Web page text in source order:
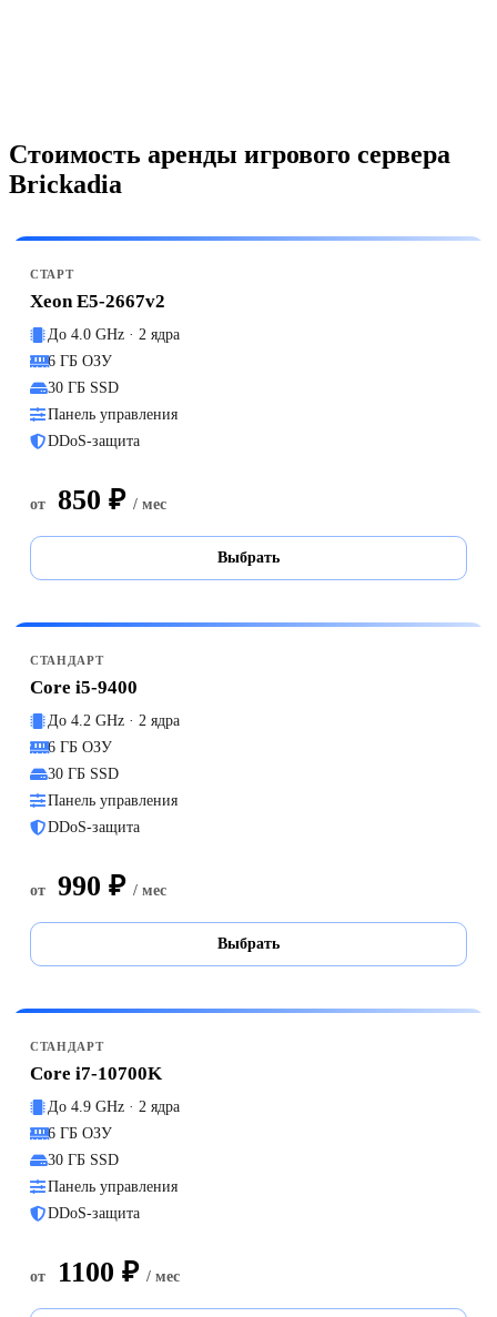
Стоимость аренды игрового сервера
Brickadia
СТАРТ
Xeon E5-2667v2
До 4.0 GHz · 2 ядра
6 ГБ ОЗУ
30 ГБ SSD
Панель управления
DDoS-защита
от 850 ₽ / мес
Выбрать
СТАНДАРТ
Core i5-9400
До 4.2 GHz · 2 ядра
6 ГБ ОЗУ
30 ГБ SSD
Панель управления
DDoS-защита
от 990 ₽ / мес
Выбрать
СТАНДАРТ
Core i7-10700K
До 4.9 GHz · 2 ядра
6 ГБ ОЗУ
30 ГБ SSD
Панель управления
DDoS-защита
от 1100 ₽ / мес